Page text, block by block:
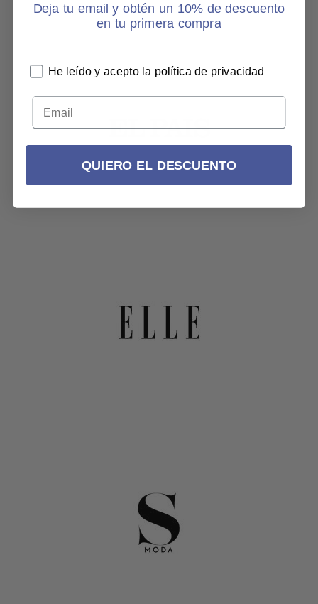
Deja tu email y obtén un 10% de descuento
en tu primera compra
He leído y acepto la política de privacidad
QUIERO EL DESCUENTO